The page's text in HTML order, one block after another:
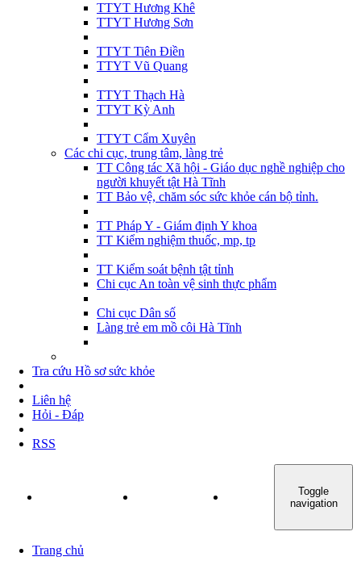
TTYT Hương Khê
TTYT Hương Sơn
TTYT Tiên Điền
TTYT Vũ Quang
TTYT Thạch Hà
TTYT Kỳ Anh
TTYT Cẩm Xuyên
Các chi cục, trung tâm, làng trẻ
TT Công tác Xã hội - Giáo dục nghề nghiệp cho
người khuyết tật Hà Tĩnh
TT Bảo vệ, chăm sóc sức khỏe cán bộ tỉnh.
TT Pháp Y - Giám định Y khoa
TT Kiểm nghiệm thuốc, mp, tp
TT Kiểm soát bệnh tật tỉnh
Chi cục An toàn vệ sinh thực phẩm
Chi cục Dân số
Làng trẻ em mồ côi Hà Tĩnh
Tra cứu Hồ sơ sức khỏe
Liên hệ
Hỏi - Đáp
RSS
TIN TỨC - SỰ KIỆN
Toggle
navigation
Trang chủ